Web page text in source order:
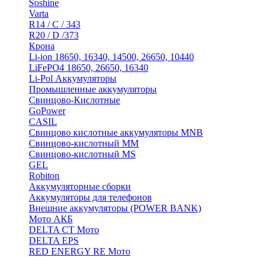
Soshine
Varta
R14 / C / 343
R20 / D /373
Крона
Li-ion 18650, 16340, 14500, 26650, 10440
LiFePO4 18650, 26650, 16340
Li-Pol Аккумуляторы
Промышленные аккумуляторы
Свинцово-Кислотные
GoPower
CASIL
Свинцово кислотные аккумуляторы MNB
Cвинцово-кислотный MM
Cвинцово-кислотный MS
GEL
Robiton
Аккумуляторные сборки
Аккумуляторы для телефонов
Внешние аккумуляторы (POWER BANK)
Мото АКБ
DELTA CT Мото
DELTA EPS
RED ENERGY RE Мото